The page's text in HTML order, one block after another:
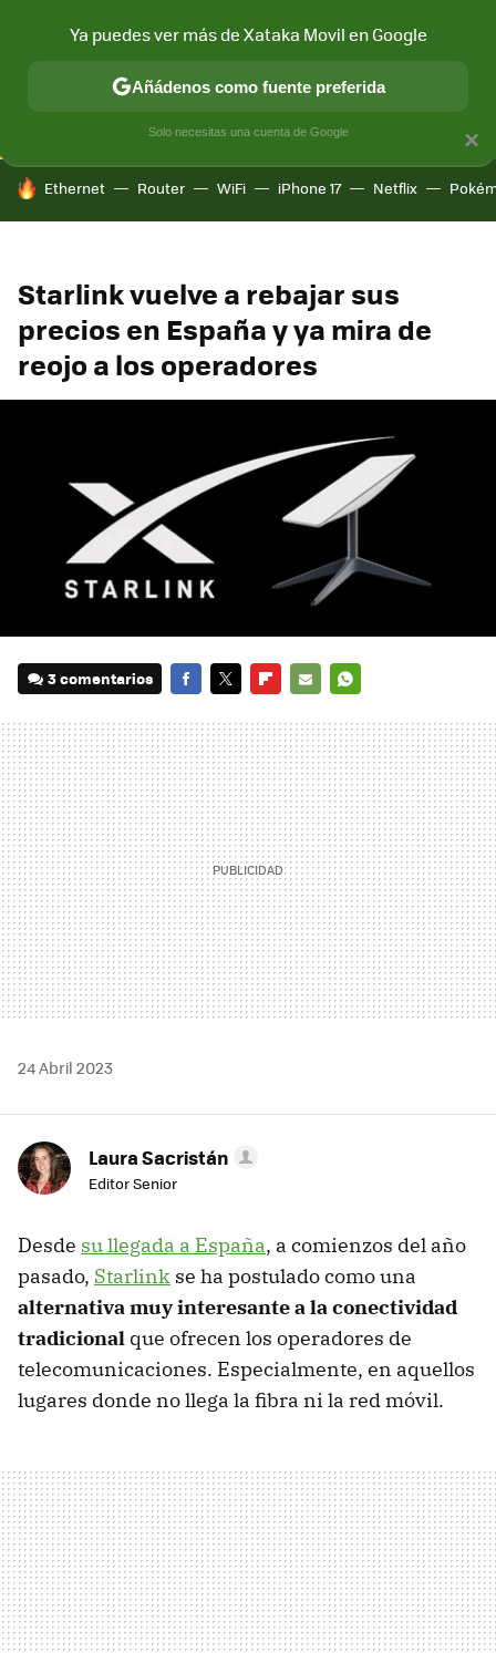
CONECTIVIDAD MÓVIL Y SOCIEDAD APLICACIONES
HOY SE HABLA DE
Ethernet Router WiFi iPhone 17 Netflix
Starlink vuelve a rebajar sus
precios en España y ya mira de
reojo a los operadores
3 comentarios
MAIL
24 Abril 2023
Laura Sacristán
Editor Senior
Desde su llegada a España, a comienzos del año
pasado, Starlink se ha postulado como una
alternativa muy interesante a la conectividad
tradicional que ofrecen los operadores de
telecomunicaciones. Especialmente, en aquellos
lugares donde no llega la fibra ni la red móvil.
×
Ya puedes ver más de Xataka Movil en Google
Añádenos como fuente preferida
Solo necesitas una cuenta de Google